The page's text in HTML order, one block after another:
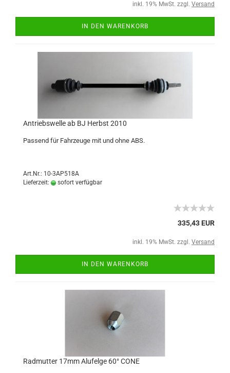
inkl. 19% MwSt. zzgl. Versand
IN DEN WARENKORB
Antriebswelle ab BJ Herbst 2010
Passend für Fahrzeuge mit und ohne ABS.
Art.Nr.: 10-3AP518A
Lieferzeit:
sofort verfügbar
335,43 EUR
inkl. 19% MwSt. zzgl. Versand
IN DEN WARENKORB
Radmutter 17mm Alufelge 60° CONE